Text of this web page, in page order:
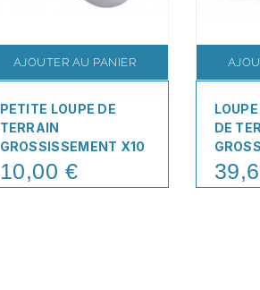
AJOUTER AU PANIER
PETITE LOUPE DE
TERRAIN
GROSSISSEMENT X10
Price
10,00 €
DE
Price